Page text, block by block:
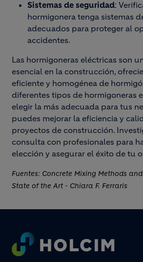
Sistemas de seguridad:
hormigonera tenga sistemas
adecuados para proteger al
accidentes.
Las hormigoneras eléctricas son
esencial en la construcción,
eficiente y homogénea de
diferentes tipos de hormigoneras
elegir la más adecuada para tus
puedes mejorar la eficiencia y
proyectos de construcción.
consulta con profesionales para
elección y asegurar el éxito de tu
Fuentes: Concrete Mixing Methods
State of the Art - Chiara F. Ferraris
Footer